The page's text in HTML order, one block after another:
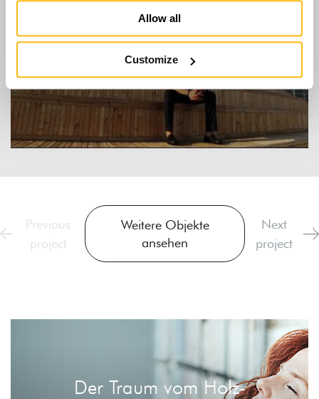
Allow all
Customize
Previous
project
Weitere Objekte
ansehen
Next
project
Der Traum vom Holz-